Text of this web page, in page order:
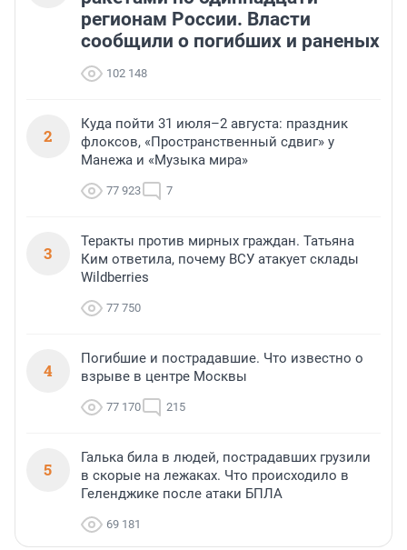
регионам России. Власти
сообщили о погибших и раненых
102 148
2
Куда пойти 31 июля–2 августа: праздник
флоксов, «Пространственный сдвиг» у
Манежа и «Музыка мира»
77 923 7
3
Теракты против мирных граждан. Татьяна
Ким ответила, почему ВСУ атакует склады
Wildberries
77 750
4
Погибшие и пострадавшие. Что известно о
взрыве в центре Москвы
77 170 215
5
Галька била в людей, пострадавших грузили
в скорые на лежаках. Что происходило в
Геленджике после атаки БПЛА
69 181